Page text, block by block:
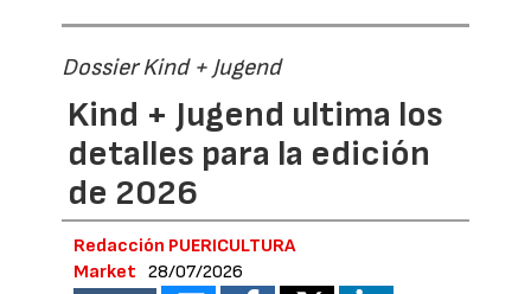
Dossier Kind + Jugend
Kind + Jugend ultima los
detalles para la edición
de 2026
Redacción PUERICULTURA
Market
28/07/2026